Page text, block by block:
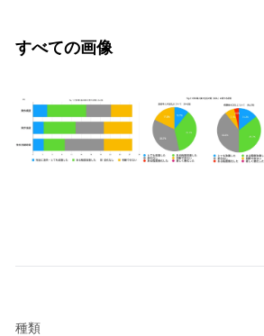
すべての画像
種類